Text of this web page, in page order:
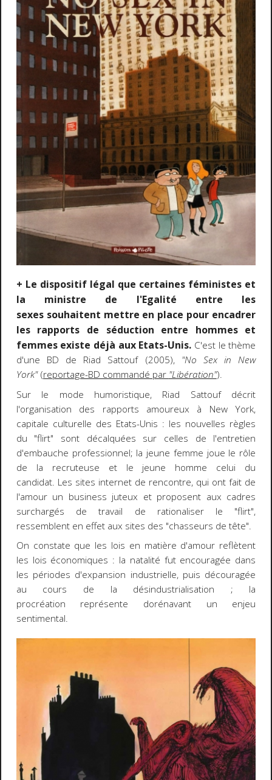
+ Le dispositif légal que certaines féministes et
la ministre de l'Egalité entre les
sexes souhaitent mettre en place pour encadrer
les rapports de séduction entre hommes et
femmes existe déjà aux Etats-Unis. C'est le thème
d'une BD de Riad Sattouf (2005), "No Sex in New
York"(reportage-BD commandé par "Libération").
Sur le mode humoristique, Riad Sattouf décrit
l'organisation des rapports amoureux à New York,
capitale culturelle des Etats-Unis : les nouvelles règles
du "flirt" sont décalquées sur celles de l'entretien
d'embauche professionnel; la jeune femme joue le rôle
de la recruteuse et le jeune homme celui du
candidat. Les sites internet de rencontre, qui ont fait de
l'amour un business juteux et proposent aux cadres
surchargés de travail de rationaliser le "flirt",
ressemblent en effet aux sites des "chasseurs de tête".
On constate que les lois en matière d'amour reflètent
les lois économiques : la natalité fut encouragée dans
les périodes d'expansion industrielle, puis découragée
au cours de la désindustrialisation ; la
procréation représente dorénavant un enjeu
sentimental.